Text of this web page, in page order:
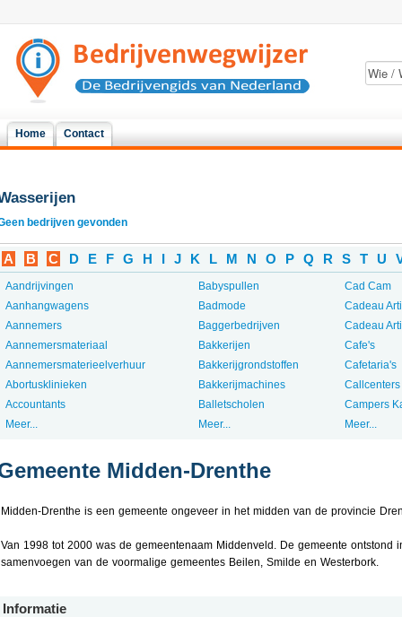
Home Contact
bedrijven gevonden
A B C D E F G H I J K L M N O P Q R S T U
Aandrijvingen
Aanhangwagens
Aannemers
Aannemersmateriaal
Aannemersmaterieelverhuur
Abortusklinieken
Accountants
Meer...
Babyspullen
Badmode
Baggerbedrijven
Bakkerijen
Bakkerijgrondstoffen
Bakkerijmachines
Balletscholen
Meer...
Cad Cam
Cadeau
Cadeau
Cafe's
Cafetaria's
Callcenters
Campers
Meer...
Midden-Drenthe
Midden-Drenthe is een gemeente ongeveer in het midden van de provincie
Van 1998 tot 2000 was de gemeentenaam Middenveld. De gemeente ontstond
samenvoegen van de voormalige gemeentes Beilen, Smilde en Westerbork.
Informatie